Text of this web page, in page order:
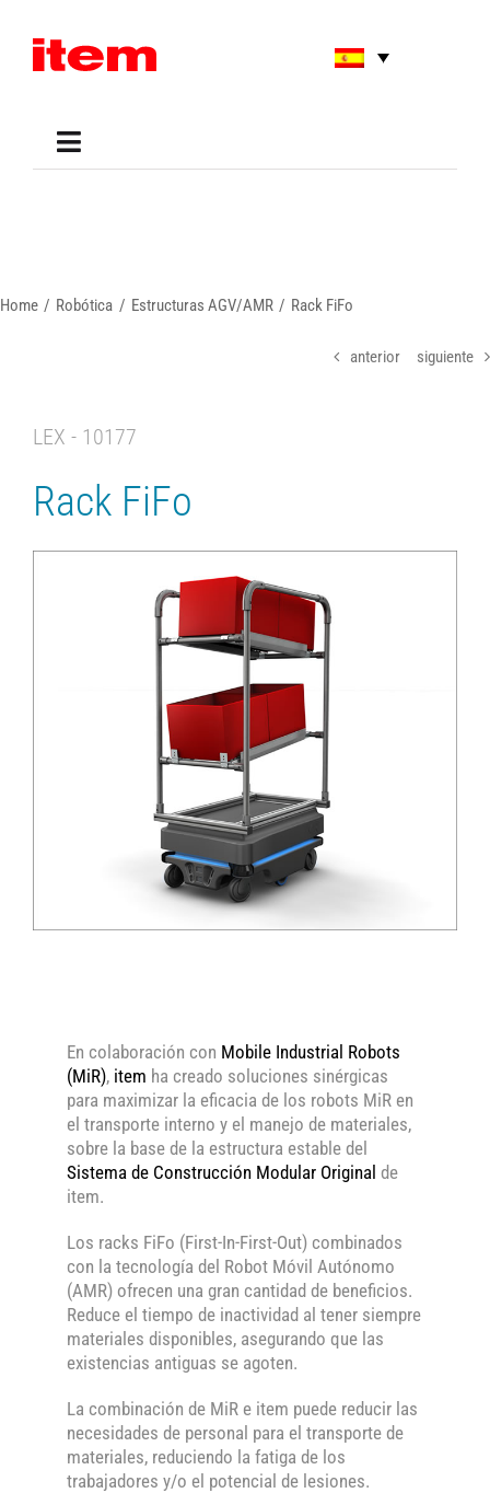
content
Toggle
Home Robótica Estructuras AGV/AMR Rack FiFo
anterior siguiente
LEX - 10177
Rack FiFo
En colaboración con Mobile Industrial Robots
(MiR), item ha creado soluciones sinérgicas
para maximizar la eficacia de los robots MiR en
el transporte interno y el manejo de materiales,
sobre la base de la estructura estable del
Sistema de Construcción Modular Original de
item.
Los racks FiFo (First-In-First-Out) combinados
con la tecnología del Robot Móvil Autónomo
(AMR) ofrecen una gran cantidad de beneficios.
Reduce el tiempo de inactividad al tener siempre
materiales disponibles, asegurando que las
existencias antiguas se agoten.
La combinación de MiR e item puede reducir las
necesidades de personal para el transporte de
materiales, reduciendo la fatiga de los
trabajadores y/o el potencial de lesiones.